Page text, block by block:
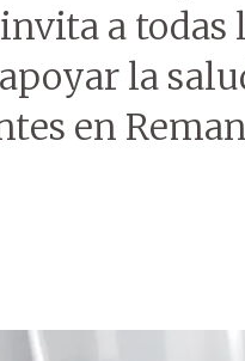
a todas
la
en